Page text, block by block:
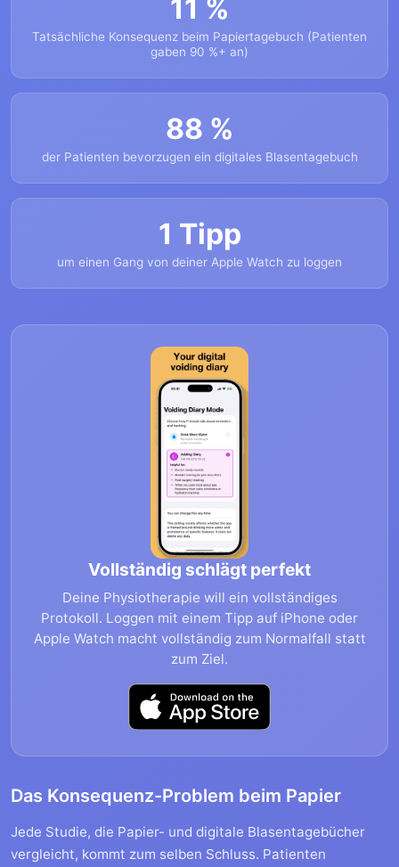
11 %
Tatsächliche Konsequenz beim Papiertagebuch (Patienten
gaben 90 %+ an)
88 %
der Patienten bevorzugen ein digitales Blasentagebuch
1 Tipp
um einen Gang von deiner Apple Watch zu loggen
Vollständig schlägt perfekt
Deine Physiotherapie will ein vollständiges
Protokoll. Loggen mit einem Tipp auf iPhone oder
Apple Watch macht vollständig zum Normalfall statt
zum Ziel.
Das Konsequenz-Problem beim Papier
Jede Studie, die Papier- und digitale Blasentagebücher
vergleicht, kommt zum selben Schluss. Patienten